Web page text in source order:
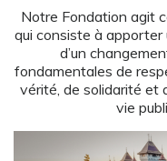
Notre Fondation agit
qui consiste à apporter
d’un
fondamentales de
vérité, de solidarité et
vie